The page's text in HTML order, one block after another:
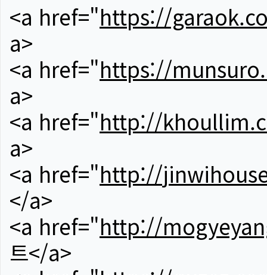
<a href="https://
a>
<a href="https://
a>
<a href="http://
a>
<a href="http://
</a>
<a href="http://
트</a>